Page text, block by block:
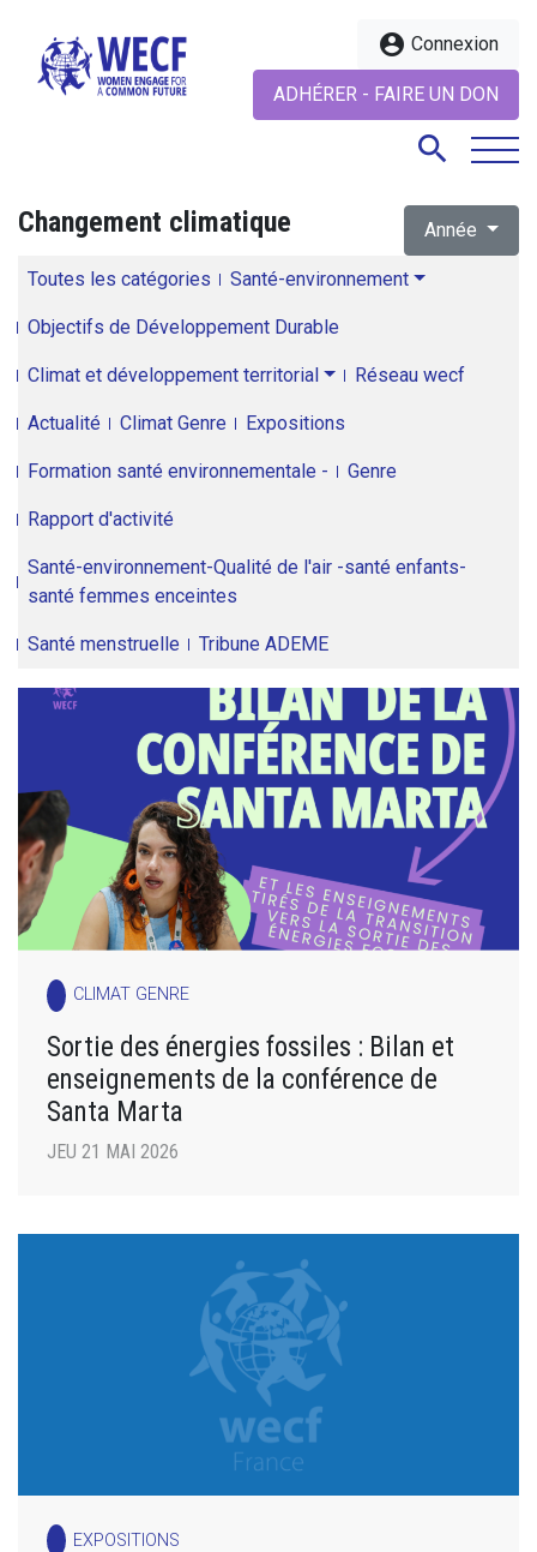
account_circle Connexion
ADHÉRER - FAIRE UN DON
search
Changement climatique Année
Toutes les catégories Santé-environnement
Objectifs de Développement Durable
Climat et développement territorial Réseau wecf
Actualité Climat Genre Expositions
Formation santé environnementale - Genre
Rapport d'activité
Santé-environnement-Qualité de l'air -santé enfants-
santé femmes enceintes
Santé menstruelle Tribune ADEME
CLIMAT GENRE
Sortie des énergies fossiles : Bilan et
enseignements de la conférence de
Santa Marta
JEU 21 MAI 2026
EXPOSITIONS